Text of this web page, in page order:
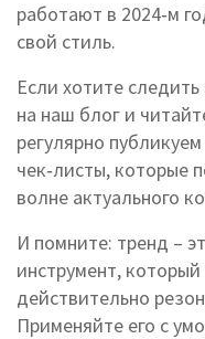
работают в 2024‑м
свой стиль.
Если хотите
на наш блог и
регулярно
чек‑листы, которые
волне актуального
И помните: тренд –
инструмент,
действительно
Применяйте его с